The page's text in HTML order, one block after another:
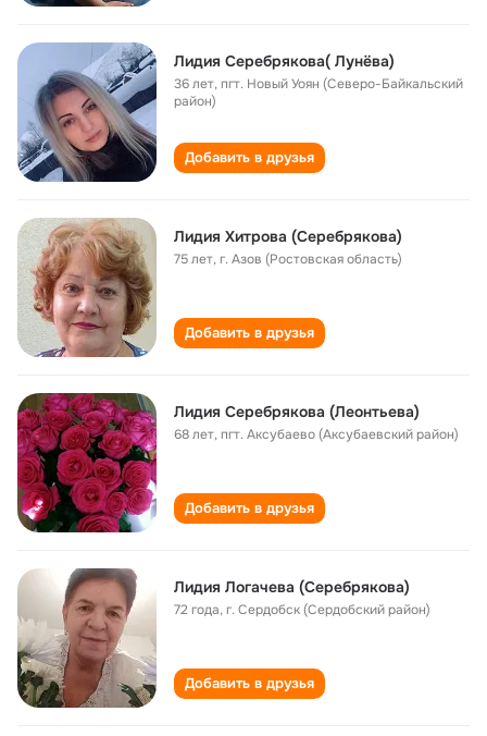
Лидия Серебрякова( Лунёва)
36 лет,пгт. Новый Уоян (Северо-Байкальский
район)
Добавить в друзья
Лидия Хитрова (Серебрякова)
75 лет,г. Азов (Ростовская область)
Добавить в друзья
Лидия Серебрякова (Леонтьева)
68 лет,пгт. Аксубаево (Аксубаевский район)
Добавить в друзья
Лидия Логачева (Серебрякова)
72 года,г. Сердобск (Сердобский район)
Добавить в друзья